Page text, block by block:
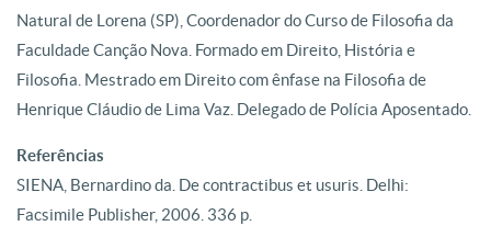
Natural de Lorena (SP), Coordenador do Curso de Filosofia da
Faculdade Canção Nova. Formado em Direito, História e
Filosofia. Mestrado em Direito com ênfase na Filosofia de
Henrique Cláudio de Lima Vaz. Delegado de Polícia Aposentado.
Referências
SIENA, Bernardino da. De contractibus et usuris. Delhi:
Facsimile Publisher, 2006. 336 p.